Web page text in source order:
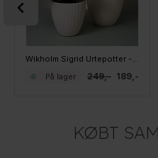
Wikholm Sigrid Urtepotter - Sæt med 2 stk. - HVID
249,- 189,-
På lager
KØBT